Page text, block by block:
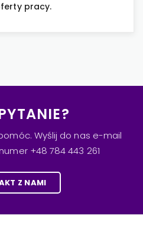
pracy.
Wyślij do nas e-mail
+48 784 443 261
Z NAMI